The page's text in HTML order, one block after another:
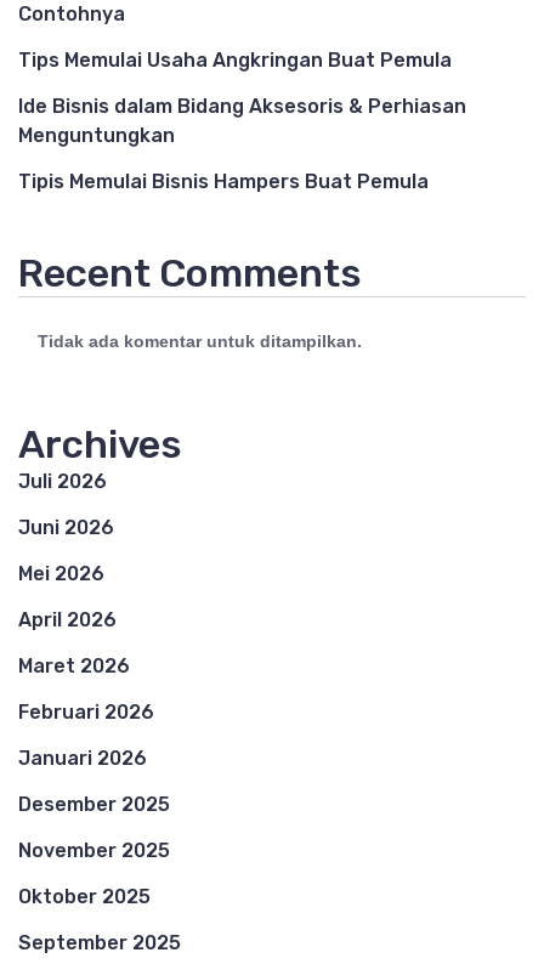
Contohnya
Tips Memulai Usaha Angkringan Buat Pemula
Ide Bisnis dalam Bidang Aksesoris & Perhiasan
Menguntungkan
Tipis Memulai Bisnis Hampers Buat Pemula
Recent Comments
Tidak ada komentar untuk ditampilkan.
Archives
Juli 2026
Juni 2026
Mei 2026
April 2026
Maret 2026
Februari 2026
Januari 2026
Desember 2025
November 2025
Oktober 2025
September 2025